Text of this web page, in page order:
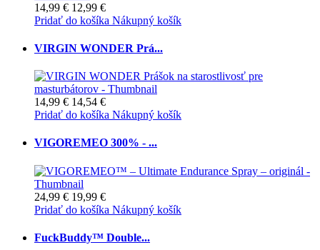
14,99 € 12,99 €
Pridať do košíka Nákupný košík
VIRGIN WONDER Prá...
14,99 € 14,54 €
Pridať do košíka Nákupný košík
VIGOREMEO 300% - ...
24,99 € 19,99 €
Pridať do košíka Nákupný košík
FuckBuddy™ Double...